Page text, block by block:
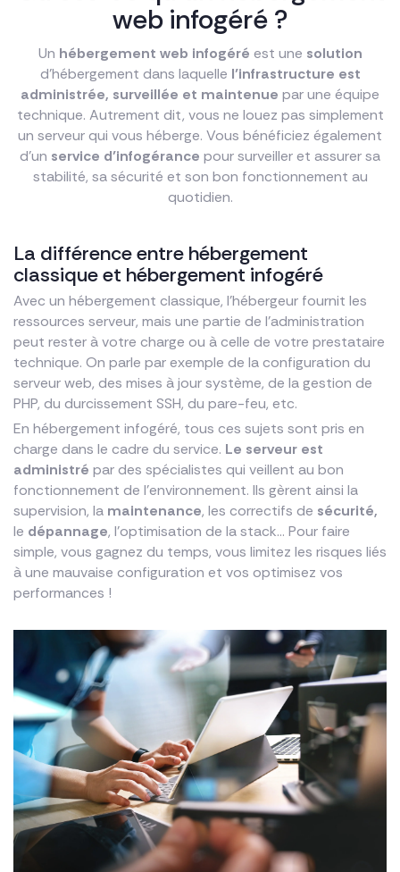
web infogéré ?
Un hébergement web infogéré est une solution
d’hébergement dans laquelle l’infrastructure est
administrée, surveillée et maintenue par une équipe
technique. Autrement dit, vous ne louez pas simplement
un serveur qui vous héberge. Vous bénéficiez également
d’un service d’infogérance pour surveiller et assurer sa
stabilité, sa sécurité et son bon fonctionnement au
quotidien.
La différence entre hébergement
classique et hébergement infogéré
Avec un hébergement classique, l’hébergeur fournit les
ressources serveur, mais une partie de l’administration
peut rester à votre charge ou à celle de votre prestataire
technique. On parle par exemple de la configuration du
serveur web, des mises à jour système, de la gestion de
PHP, du durcissement SSH, du pare-feu, etc.
En hébergement infogéré, tous ces sujets sont pris en
charge dans le cadre du service. Le serveur est
administré par des spécialistes qui veillent au bon
fonctionnement de l’environnement. Ils gèrent ainsi la
supervision, la maintenance, les correctifs de sécurité,
le dépannage, l’optimisation de la stack… Pour faire
simple, vous gagnez du temps, vous limitez les risques liés
à une mauvaise configuration et vos optimisez vos
performances !